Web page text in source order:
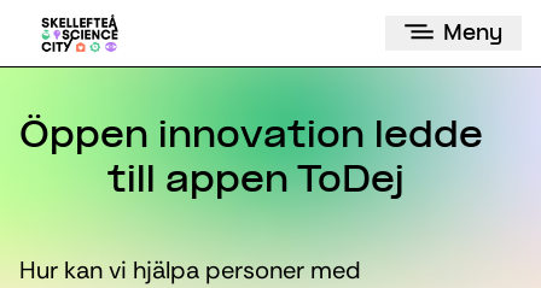
Meny
Öppen innovation ledde
till appen ToDej
Hur kan vi hjälpa personer med